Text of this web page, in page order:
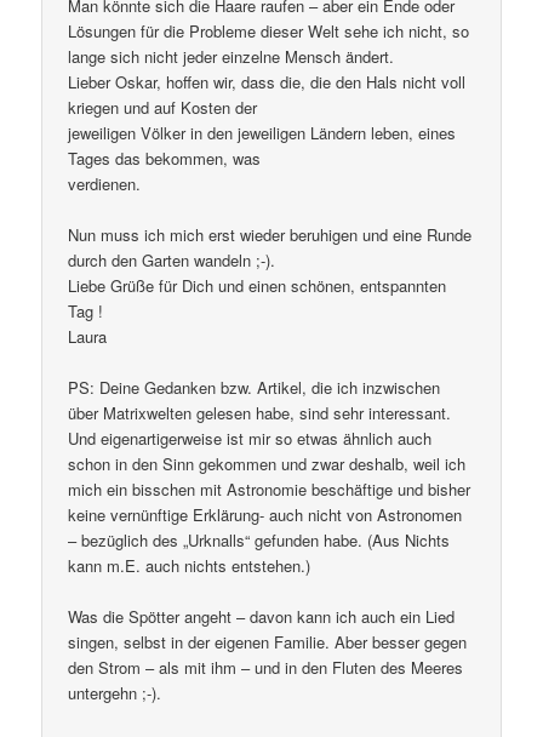
Man könnte sich die Haare raufen – aber ein Ende oder
Lösungen für die Probleme dieser Welt sehe ich nicht, so
lange sich nicht jeder einzelne Mensch ändert.
Lieber Oskar, hoffen wir, dass die, die den Hals nicht voll
kriegen und auf Kosten der
jeweiligen Völker in den jeweiligen Ländern leben, eines
Tages das bekommen, was
verdienen.
Nun muss ich mich erst wieder beruhigen und eine Runde
durch den Garten wandeln ;-).
Liebe Grüße für Dich und einen schönen, entspannten
Tag !
Laura
PS: Deine Gedanken bzw. Artikel, die ich inzwischen
über Matrixwelten gelesen habe, sind sehr interessant.
Und eigenartigerweise ist mir so etwas ähnlich auch
schon in den Sinn gekommen und zwar deshalb, weil ich
mich ein bisschen mit Astronomie beschäftige und bisher
keine vernünftige Erklärung- auch nicht von Astronomen
– bezüglich des „Urknalls“ gefunden habe. (Aus Nichts
kann m.E. auch nichts entstehen.)
Was die Spötter angeht – davon kann ich auch ein Lied
singen, selbst in der eigenen Familie. Aber besser gegen
den Strom – als mit ihm – und in den Fluten des Meeres
untergehn ;-).